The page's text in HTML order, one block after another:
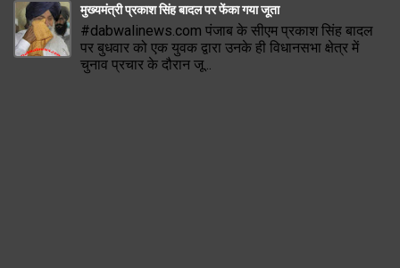
मुख्यमंत्री प्रकाश सिंह बादल पर फेंका गया जूता
#dabwalinews.com पंजाब के सीएम प्रकाश सिंह बादल
पर बुधवार को एक युवक द्वारा उनके ही विधानसभा क्षेत्र में
चुनाव प्रचार के दौरान जू...